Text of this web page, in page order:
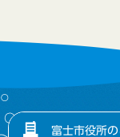
富士市役所